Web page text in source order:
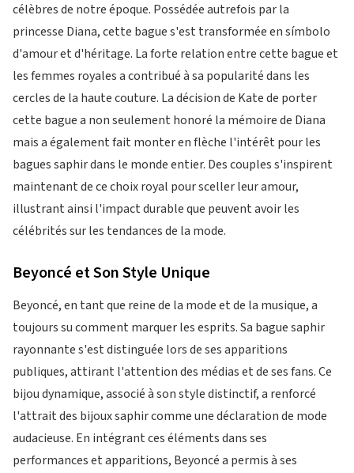
célèbres de notre époque. Possédée autrefois par la
princesse Diana, cette bague s'est transformée en símbolo
d'amour et d'héritage. La forte relation entre cette bague et
les femmes royales a contribué à sa popularité dans les
cercles de la haute couture. La décision de Kate de porter
cette bague a non seulement honoré la mémoire de Diana
mais a également fait monter en flèche l'intérêt pour les
bagues saphir dans le monde entier. Des couples s'inspirent
maintenant de ce choix royal pour sceller leur amour,
illustrant ainsi l'impact durable que peuvent avoir les
célébrités sur les tendances de la mode.
Beyoncé et Son Style Unique
Beyoncé, en tant que reine de la mode et de la musique, a
toujours su comment marquer les esprits. Sa bague saphir
rayonnante s'est distinguée lors de ses apparitions
publiques, attirant l'attention des médias et de ses fans. Ce
bijou dynamique, associé à son style distinctif, a renforcé
l'attrait des bijoux saphir comme une déclaration de mode
audacieuse. En intégrant ces éléments dans ses
performances et apparitions, Beyoncé a permis à ses